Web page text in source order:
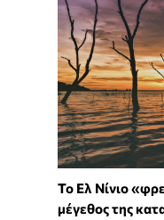
Το Ελ Νίνιο
μέγεθος της